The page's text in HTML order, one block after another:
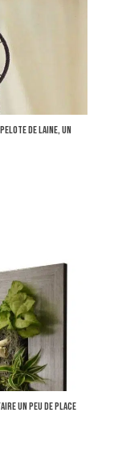
de laine, un
un peu de place